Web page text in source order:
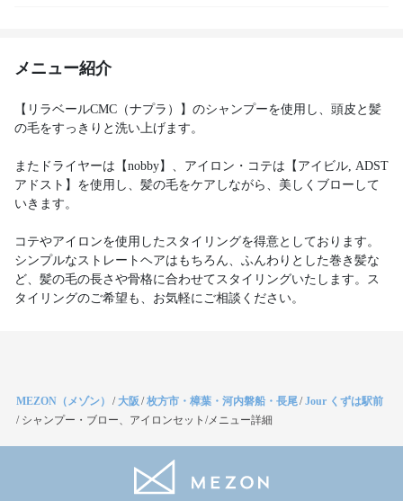
メニュー紹介
【リラベールCMC（ナプラ）】のシャンプーを使用し、頭皮と髪
の毛をすっきりと洗い上げます。
またドライヤーは【nobby】、アイロン・コテは【アイビル, ADST
アドスト】を使用し、髪の毛をケアしながら、美しくブローして
いきます。
コテやアイロンを使用したスタイリングを得意としております。
シンプルなストレートヘアはもちろん、ふんわりとした巻き髪な
ど、髪の毛の長さや骨格に合わせてスタイリングいたします。ス
タイリングのご希望も、お気軽にご相談ください。
MEZON（メゾン） /大阪 /枚方市・樟葉・河内磐船・長尾/Jour くずは駅前
/ シャンプー・ブロー、アイロンセット/メニュー詳細